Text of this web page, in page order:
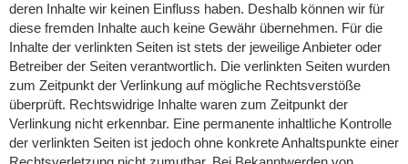
deren Inhalte wir keinen Einfluss haben. Deshalb können wir für
diese fremden Inhalte auch keine Gewähr übernehmen. Für die
Inhalte der verlinkten Seiten ist stets der jeweilige Anbieter oder
Betreiber der Seiten verantwortlich. Die verlinkten Seiten wurden
zum Zeitpunkt der Verlinkung auf mögliche Rechtsverstöße
überprüft. Rechtswidrige Inhalte waren zum Zeitpunkt der
Verlinkung nicht erkennbar. Eine permanente inhaltliche Kontrolle
der verlinkten Seiten ist jedoch ohne konkrete Anhaltspunkte einer